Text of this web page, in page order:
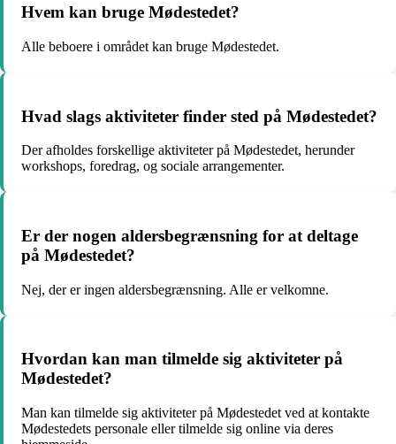
Hvem kan bruge Mødestedet?
Alle beboere i området kan bruge Mødestedet.
Hvad slags aktiviteter finder sted på Mødestedet?
Der afholdes forskellige aktiviteter på Mødestedet, herunder
workshops, foredrag, og sociale arrangementer.
Er der nogen aldersbegrænsning for at deltage
på Mødestedet?
Nej, der er ingen aldersbegrænsning. Alle er velkomne.
Hvordan kan man tilmelde sig aktiviteter på
Mødestedet?
Man kan tilmelde sig aktiviteter på Mødestedet ved at kontakte
Mødestedets personale eller tilmelde sig online via deres